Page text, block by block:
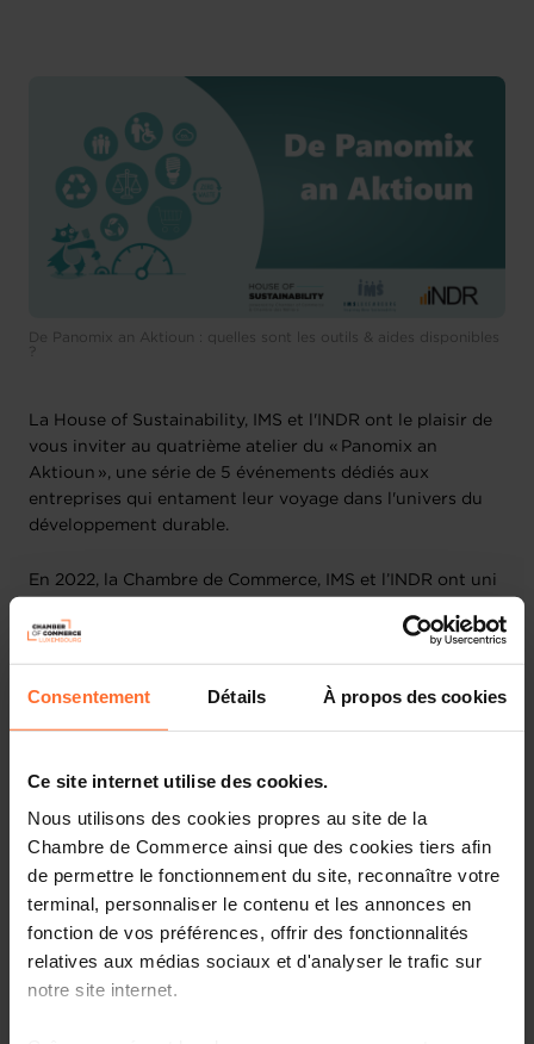
Consentement Détails À propos des cookies
Ce site internet utilise des cookies.
Nous utilisons des cookies propres au site de la
Chambre de Commerce ainsi que des cookies tiers afin
de permettre le fonctionnement du site, reconnaître votre
terminal, personnaliser le contenu et les annonces en
fonction de vos préférences, offrir des fonctionnalités
relatives aux médias sociaux et d'analyser le trafic sur
notre site internet.
De Panomix an Aktioun : quelles sont les outils & aides disponibles
La House of Sustainability, IMS et l'INDR ont le plaisir de
vous inviter au quatrième atelier du « Panomix an
Aktioun », une série de 5 événements dédiés aux
entreprises qui entament leur voyage dans l'univers du
développement durable.
En 2022, la Chambre de Commerce, IMS et l’INDR ont uni
entreprises luxembourgeoises, afin de faire un état des
entreprises ont formalisé ou envisagent de formaliser
leur stratégie de développement durable. Les deux
besoins pour développer une démarche de
développement durable les plus souvent cités par les
PME sont des supports financiers, ainsi que des